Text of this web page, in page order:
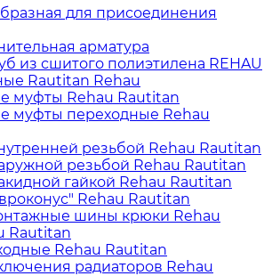
для присоединения
арматура
из сшитого полиэтилена REHAU
Rautitan Rehau
муфты Rehau Rautitan
муфты переходные Rehau
резьбой Rehau Rautitan
резьбой Rehau Rautitan
гайкой Rehau Rautitan
Rehau Rautitan
шины крюки Rehau
Rautitan
Rehau Rautitan
радиаторов Rehau